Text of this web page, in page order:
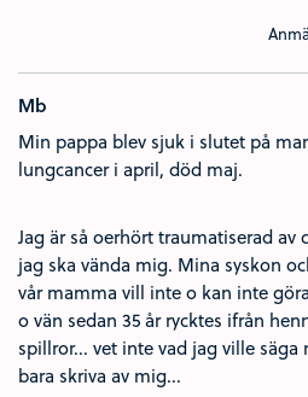
Mb
Min pappa blev sjuk i slutet på
lungcancer i april, död maj.
Jag är så oerhört traumatiserad
jag ska vända mig. Mina syskon
vår mamma vill inte o kan inte
o vän sedan 35 år rycktes ifrån
spillror... vet inte vad jag ville
bara skriva av mig...